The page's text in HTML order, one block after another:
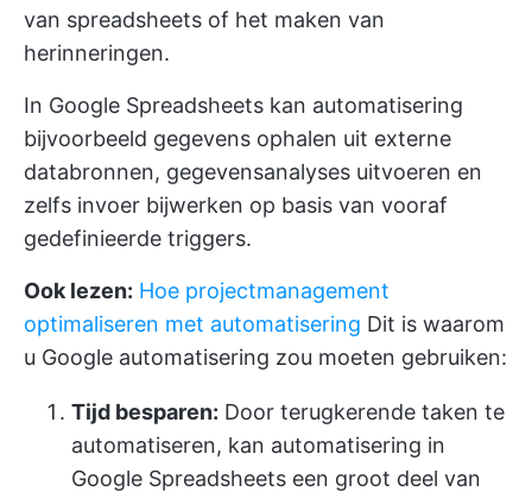
van spreadsheets of het maken van
herinneringen.
In Google Spreadsheets kan automatisering
bijvoorbeeld gegevens ophalen uit externe
databronnen, gegevensanalyses uitvoeren en
zelfs invoer bijwerken op basis van vooraf
gedefinieerde triggers.
Ook lezen: Hoe projectmanagement
optimaliseren met automatisering Dit is waarom
u Google automatisering zou moeten gebruiken:
Tijd besparen: Door terugkerende taken te
automatiseren, kan automatisering in
Google Spreadsheets een groot deel van